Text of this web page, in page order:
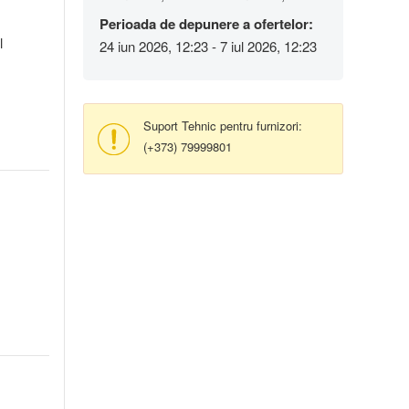
Perioada de depunere a ofertelor:
24 iun 2026, 12:23 - 7 iul 2026, 12:23
Suport Tehnic pentru furnizori:
(+373) 79999801